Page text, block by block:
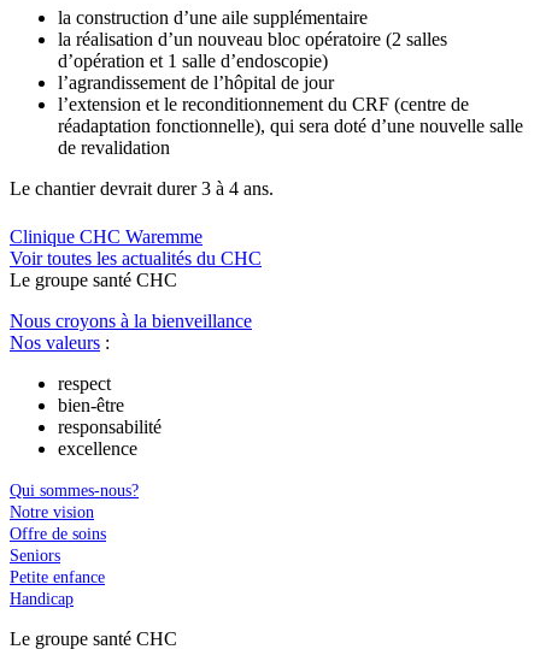
la construction d’une aile supplémentaire
la réalisation d’un nouveau bloc opératoire (2 salles
d’opération et 1 salle d’endoscopie)
l’agrandissement de l’hôpital de jour
l’extension et le reconditionnement du CRF (centre de
réadaptation fonctionnelle), qui sera doté d’une nouvelle salle
de revalidation
​Le chantier devrait durer 3 à 4 ans.
Clinique CHC Waremme
Voir toutes les actualités du CHC
Le groupe santé CHC
Nous croyons à la bienveillance
Nos valeurs :
respect
bien-être
responsabilité
excellence
Qui sommes-nous?
Notre vision
Offre de soins
Seniors
Petite enfance
Handicap
Le groupe santé CHC